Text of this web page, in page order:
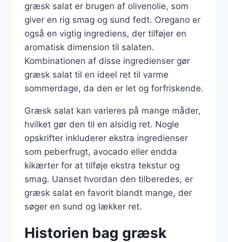
græsk salat er brugen af olivenolie, som
giver en rig smag og sund fedt. Oregano er
også en vigtig ingrediens, der tilføjer en
aromatisk dimension til salaten.
Kombinationen af disse ingredienser gør
græsk salat til en ideel ret til varme
sommerdage, da den er let og forfriskende.
Græsk salat kan varieres på mange måder,
hvilket gør den til en alsidig ret. Nogle
opskrifter inkluderer ekstra ingredienser
som peberfrugt, avocado eller endda
kikærter for at tilføje ekstra tekstur og
smag. Uanset hvordan den tilberedes, er
græsk salat en favorit blandt mange, der
søger en sund og lækker ret.
Historien bag græsk